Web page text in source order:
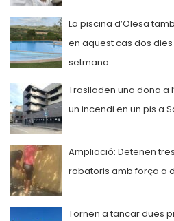
La piscina d’Olesa
en aquest cas dos
setmana
Traslladen una dona a
un incendi en un pis a
Ampliació: Detenen
robatoris amb força a
Tornen a tancar dues